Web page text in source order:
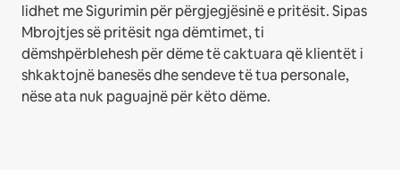
lidhet me Sigurimin për përgjegjësinë e pritësit. Sipas
Mbrojtjes së pritësit nga dëmtimet, ti
dëmshpërblehesh për dëme të caktuara që klientët i
shkaktojnë banesës dhe sendeve të tua personale,
nëse ata nuk paguajnë për këto dëme.